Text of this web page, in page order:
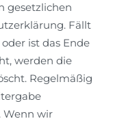
gesetzlichen
Fällt
ist das Ende
werden die
Regelmäßig
Wenn wir